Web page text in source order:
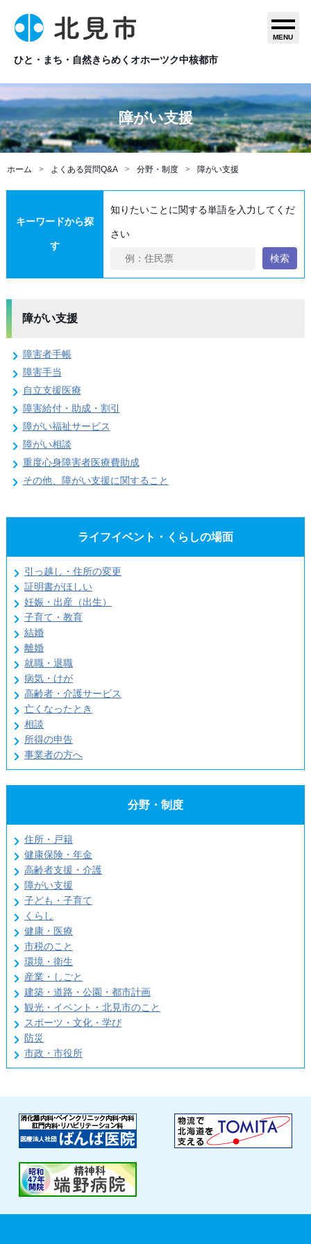
ひと・まち・自然きらめくオホーツク中核都市
MENU
障がい支援
ホーム よくある質問Q&A 分野・制度 障がい支援
キーワードから探
す
知りたいことに関する単語を入力してくだ
さい
検索
障がい支援
障害者手帳
障害手当
自立支援医療
障害給付・助成・割引
障がい福祉サービス
障がい相談
重度心身障害者医療費助成
その他、障がい支援に関すること
ライフイベント・くらしの場面
引っ越し・住所の変更
証明書がほしい
妊娠・出産（出生）
子育て・教育
結婚
離婚
就職・退職
病気・けが
高齢者・介護サービス
亡くなったとき
相談
所得の申告
事業者の方へ
分野・制度
住所・戸籍
健康保険・年金
高齢者支援・介護
障がい支援
子ども・子育て
くらし
健康・医療
市税のこと
環境・衛生
産業・しごと
建築・道路・公園・都市計画
観光・イベント・北見市のこと
スポーツ・文化・学び
防災
市政・市役所